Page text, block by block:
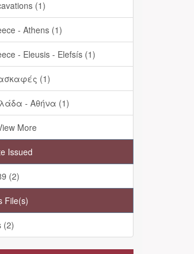
(1)
- Athens (1)
- Eleusis - Elefsís (1)
(1)
- Αθήνα (1)
More
Issued
(2)
File(s)
(2)